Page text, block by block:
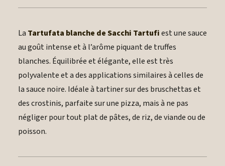
La Tartufata blanche de Sacchi Tartufiest une sauce
au goût intense et à l’arôme piquant de truffes
blanches. Équilibrée et élégante, elle est très
polyvalente et a des applications similaires à celles de
la sauce noire. Idéale à tartiner sur des bruschettas et
des crostinis, parfaite sur une pizza, mais à ne pas
négliger pour tout plat de pâtes, de riz, de viande ou de
poisson.